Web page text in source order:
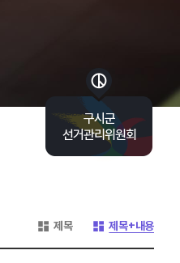
제목 제목+내용
구시군
선거관리위원회
바로가기 목록 열기